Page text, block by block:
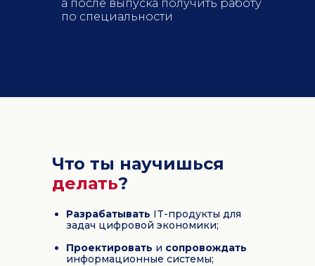
а после выпуска получить работу
по специальности
Что ты научишься
делать?
Разрабатывать IT-продукты для
задач цифровой экономики;
Проектировать и сопровождать
информационные системы;